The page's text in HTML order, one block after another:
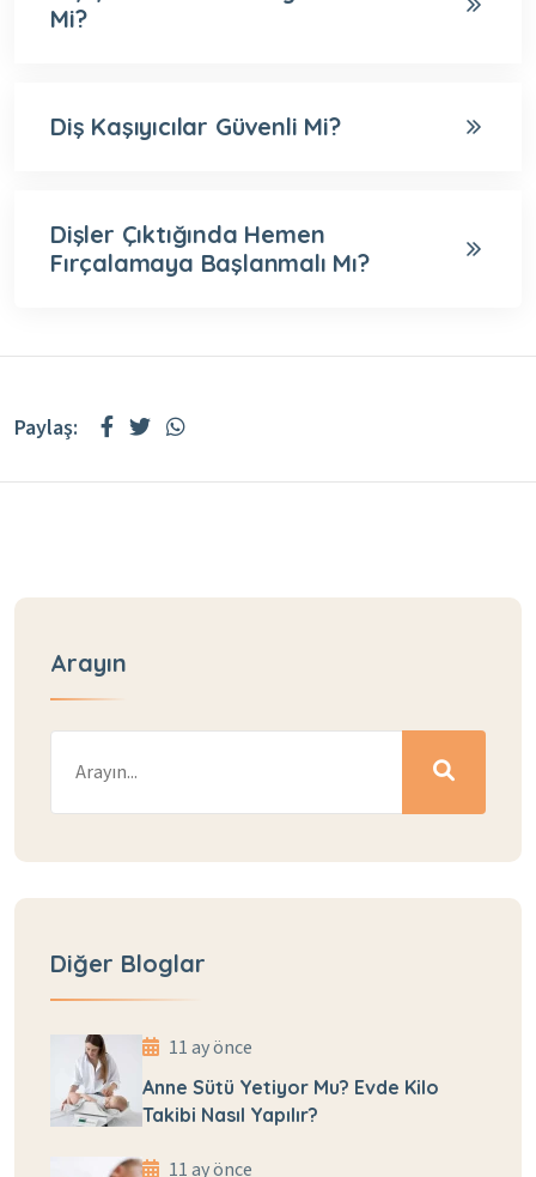
Mi?
Diş Kaşıyıcılar Güvenli Mi?
Dişler Çıktığında Hemen
Fırçalamaya Başlanmalı Mı?
Paylaş:
Arayın
Diğer Bloglar
11 ay önce
Anne Sütü Yetiyor Mu? Evde Kilo
Takibi Nasıl Yapılır?
11 ay önce